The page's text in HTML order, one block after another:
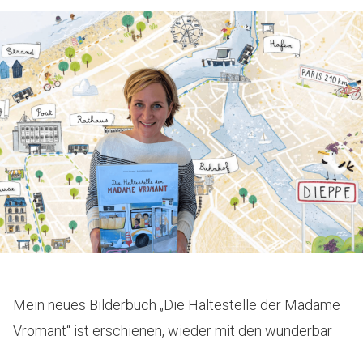
Mein neues Bilderbuch „Die Haltestelle der Madame
Vromant“ ist erschienen, wieder mit den wunderbar